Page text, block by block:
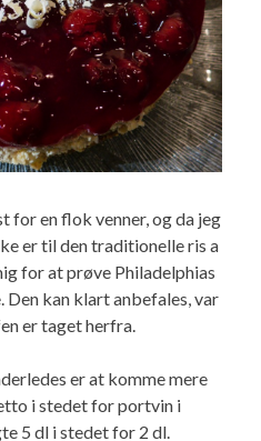
for en flok venner, og da jeg
er til den traditionelle ris a
for at prøve Philadelphias
Den kan klart anbefales, var
er taget herfra.
er at komme mere
i stedet for portvin i
5 dl i stedet for 2 dl.